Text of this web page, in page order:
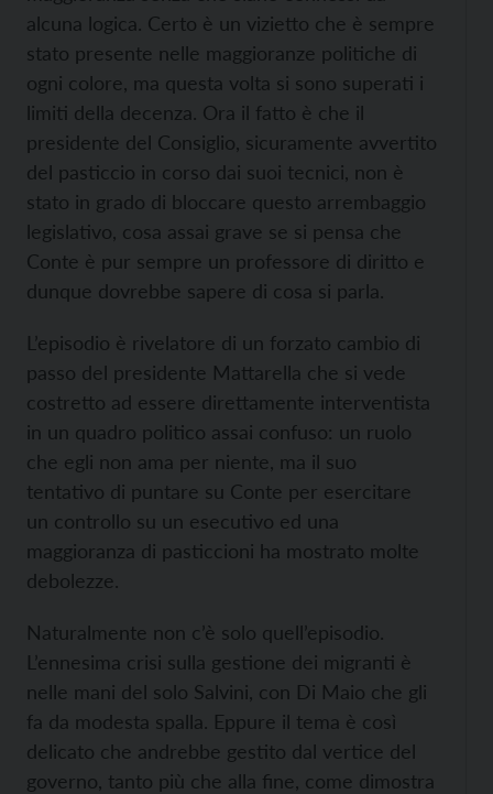
alcuna logica. Certo è un vizietto che è sempre
stato presente nelle maggioranze politiche di
ogni colore, ma questa volta si sono superati i
limiti della decenza. Ora il fatto è che il
presidente del Consiglio, sicuramente avvertito
del pasticcio in corso dai suoi tecnici, non è
stato in grado di bloccare questo arrembaggio
legislativo, cosa assai grave se si pensa che
Conte è pur sempre un professore di diritto e
dunque dovrebbe sapere di cosa si parla.
L’episodio è rivelatore di un forzato cambio di
passo del presidente Mattarella che si vede
costretto ad essere direttamente interventista
in un quadro politico assai confuso: un ruolo
che egli non ama per niente, ma il suo
tentativo di puntare su Conte per esercitare
un controllo su un esecutivo ed una
maggioranza di pasticcioni ha mostrato molte
debolezze.
Naturalmente non c’è solo quell’episodio.
L’ennesima crisi sulla gestione dei migranti è
nelle mani del solo Salvini, con Di Maio che gli
fa da modesta spalla. Eppure il tema è così
delicato che andrebbe gestito dal vertice del
governo, tanto più che alla fine, come dimostra